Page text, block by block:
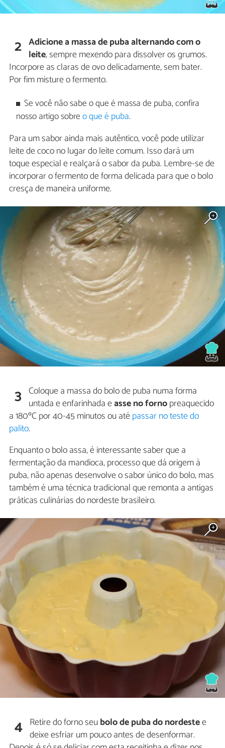
2 Adicione a massa de puba alternando com o
leite, sempre mexendo para dissolver os grumos.
Incorpore as claras de ovo delicadamente, sem bater.
Por fim misture o fermento.
Se você não sabe o que é massa de puba, confira
nosso artigo sobreo que é puba.
Para um sabor ainda mais autêntico, você pode utilizar
leite de coco no lugar do leite comum. Isso dará um
toque especial e realçará o sabor da puba. Lembre-se de
incorporar o fermento de forma delicada para que o bolo
cresça de maneira uniforme.
3 Coloque a massa do bolo de puba numa forma
untada e enfarinhada easse no fornopreaquecido
a 180ºC por 40-45 minutos ou atépassar no teste do
palito.
Enquanto o bolo assa, é interessante saber que a
fermentação da mandioca, processo que dá origem à
puba, não apenas desenvolve o sabor único do bolo, mas
também é uma técnica tradicional que remonta a antigas
práticas culinárias do nordeste brasileiro.
4 Retire do forno seubolo de puba do nordestee
deixe esfriar um pouco antes de desenformar.